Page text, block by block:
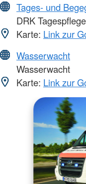
Tages- und
DRK
Karte: Link zur
Wasserwacht
Wasserwacht
Karte: Link zur